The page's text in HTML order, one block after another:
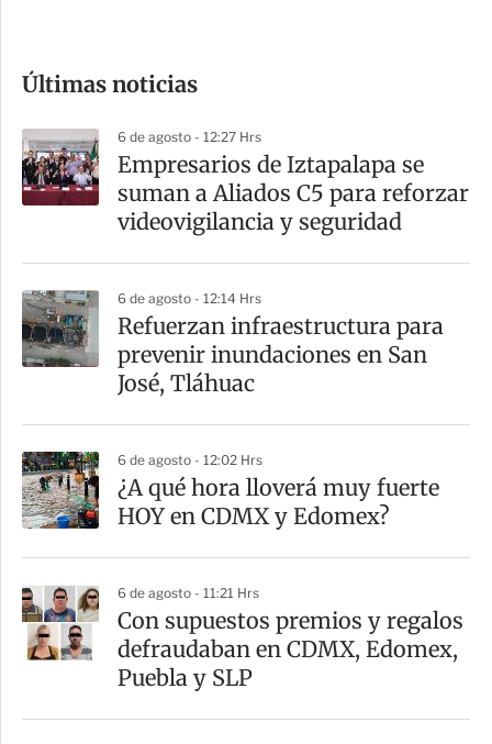
m
a
r
t
Últimas noticias
6 de agosto - 12:27 Hrs
Empresarios de Iztapalapa se
suman a Aliados C5 para reforzar
videovigilancia y seguridad
6 de agosto - 12:14 Hrs
Refuerzan infraestructura para
prevenir inundaciones en San
José, Tláhuac
6 de agosto - 12:02 Hrs
¿A qué hora lloverá muy fuerte
HOY en CDMX y Edomex?
6 de agosto - 11:21 Hrs
Con supuestos premios y regalos
defraudaban en CDMX, Edomex,
Puebla y SLP